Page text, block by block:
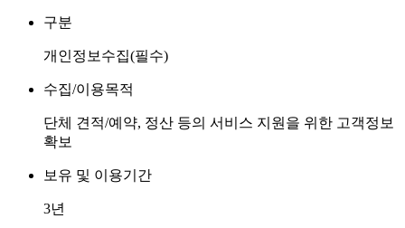
구분
개인정보수집(필수)
수집/이용목적
단체 견적/예약, 정산 등의 서비스 지원을 위한 고객정보
확보
보유 및 이용기간
3년